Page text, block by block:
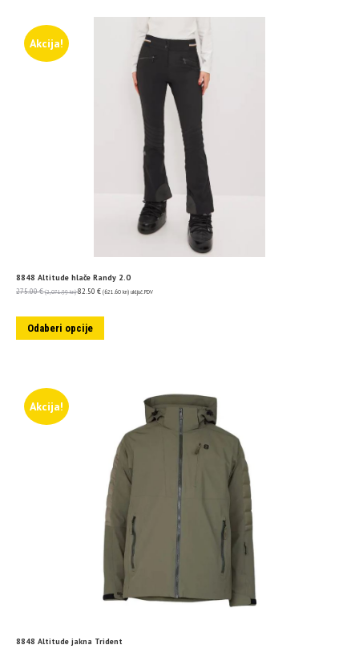
Akcija!
8848 Altitude hlače Randy 2.0
275.00€ (2,071.99 kn) 82.50 € (621.60 kn) uključ. PDV
Odaberi opcije
Akcija!
8848 Altitude jakna Trident